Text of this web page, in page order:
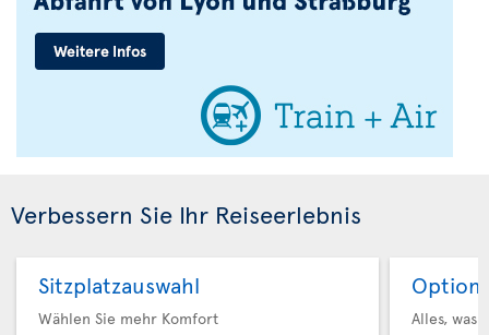
Verbessern Sie Ihr Reiseerlebnis
Sitzplatzauswahl
Wählen Sie mehr Komfort
Option
Alles, was